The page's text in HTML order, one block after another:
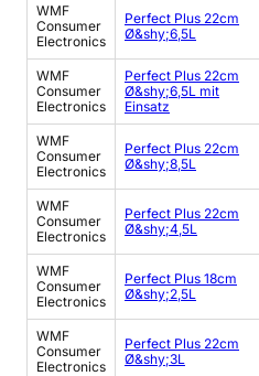
WMF
Consumer
Electronics
Perfect Plus 22cm
Ø&shy;6,5L
WMF
Consumer
Electronics
Perfect Plus 22cm
Ø&shy;6,5L mit
Einsatz
WMF
Consumer
Electronics
Perfect Plus 22cm
Ø&shy;8,5L
WMF
Consumer
Electronics
Perfect Plus 22cm
Ø&shy;4,5L
WMF
Consumer
Electronics
Perfect Plus 18cm
Ø&shy;2,5L
WMF
Consumer
Electronics
Perfect Plus 22cm
Ø&shy;3L